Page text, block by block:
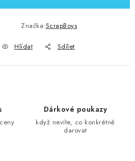
Značka:ScrapBoys
Hlídat Sdílet
Dárkové poukazy
když nevíte, co konkrétně
darovat